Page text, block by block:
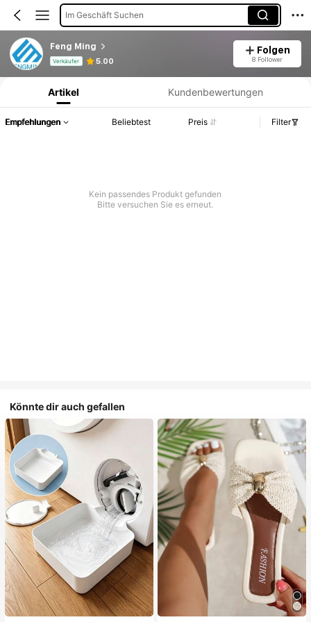
Im Geschäft Suchen
Feng Ming
Verkäufer 5.00
Folgen
8 Follower
Produktinformation: Preisangabe, Verkaufs- und Lagerbestandsdetails.
Artikel Kundenbewertungen
Empfehlungen Beliebtest Preis Filter
Kein passendes Produkt gefunden
Bitte versuchen Sie es erneut.
Könnte dir auch gefallen